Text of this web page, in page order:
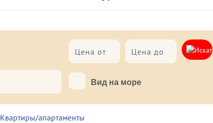
Вид на море
Квартиры/апартаменты